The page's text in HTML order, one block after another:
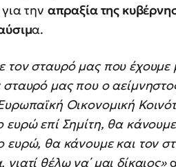
την απραξία της
α.
τον σταυρό μας που έχουμε
σταυρό μας που ο
Οικονομική
ευρώ επί Σημίτη, θα
ευρώ, θα κάνουμε και τον
θέλω να΄ μαι δίκαιος»